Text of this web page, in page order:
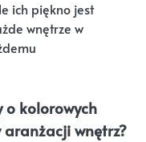
ich piękno jest
wnętrze w
o kolorowych
wnętrz?